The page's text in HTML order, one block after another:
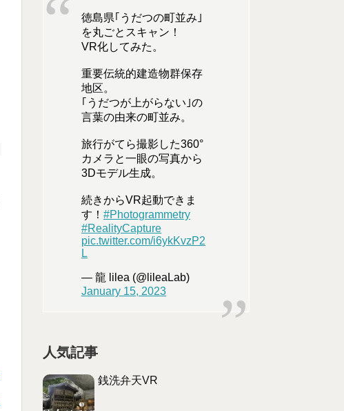
徳島県｢うだつの町並み｣
を丸ごとスキャン！
VR化してみた。
重要伝統的建造物群保存
地区。
｢うだつが上がらない｣の
言葉の由来の町並み。
旅行がてら撮影した360°
カメラと一眼の写真から
3Dモデル生成。
続きからVR起動できま
す！ #Photogrammetry
#RealityCapture
pic.twitter.com/i6ykKvzP2
L
— 龍 lilea (@lileaLab)
January 15, 2023
人気記事
銭洗弁天VR